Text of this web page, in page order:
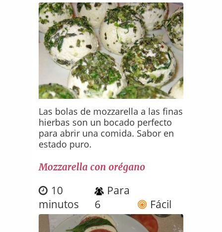
Las bolas de mozzarella a las finas
hierbas son un bocado perfecto
para abrir una comida. Sabor en
estado puro.
Mozzarella con orégano
10
minutos
Para
6
Fácil